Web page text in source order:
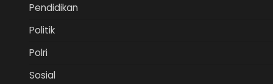
Pendidikan
Politik
Polri
Sosial